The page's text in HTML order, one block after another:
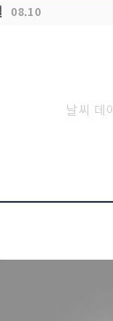
08.10
날씨 데